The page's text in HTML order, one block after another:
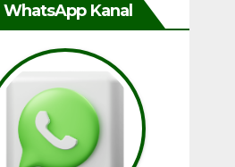
WhatsApp Kanal